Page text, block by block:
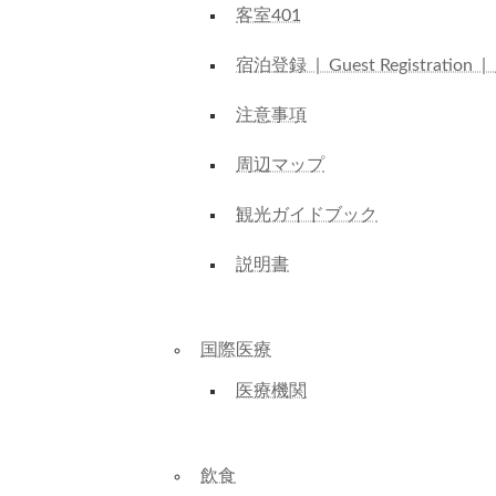
客室401
宿泊登録 | Guest Registration |
注意事項
周辺マップ
観光ガイドブック
説明書
国際医療
医療機関
飲食